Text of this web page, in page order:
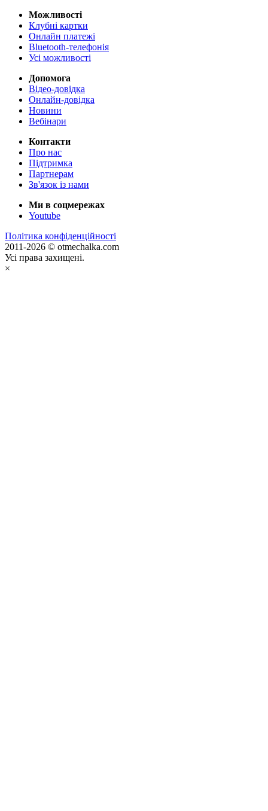
Можливості
Клубні картки
Онлайн платежі
Bluetooth-телефонія
Усі можливості
Допомога
Відео-довідка
Онлайн-довідка
Новини
Вебінари
Контакти
Про нас
Підтримка
Партнерам
Зв'язок із нами
Ми в соцмережах
Youtube
Політика конфіденційності
2011-2026 © otmechalka.com
Усі права захищені.
×